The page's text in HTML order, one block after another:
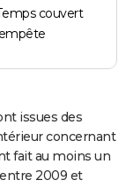
couvert
issues des
concernant
fait au moins un
2009 et